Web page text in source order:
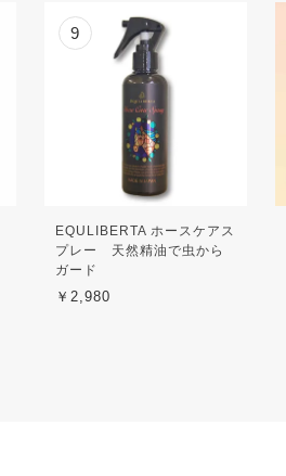
9
EQULIBERTA ホースケアス
プレー 天然精油で虫から
ガード
￥2,980